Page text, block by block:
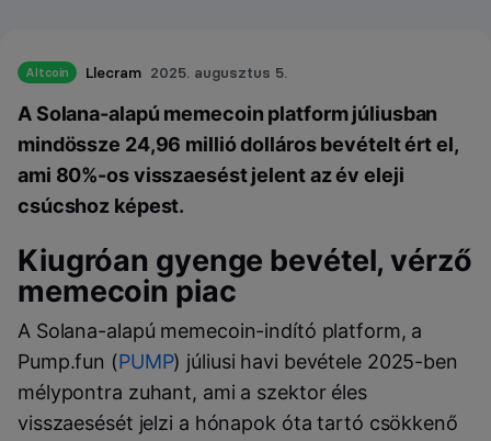
Altcoin Llecram 2025. augusztus 5.
A Solana-alapú memecoin platform júliusban
mindössze 24,96 millió dolláros bevételt ért el,
ami 80%-os visszaesést jelent az év eleji
csúcshoz képest.
Kiugróan gyenge bevétel, vérző
memecoin piac
A Solana-alapú memecoin-indító platform, a
Pump.fun (PUMP) júliusi havi bevétele 2025-ben
mélypontra zuhant, ami a szektor éles
visszaesését jelzi a hónapok óta tartó csökkenő